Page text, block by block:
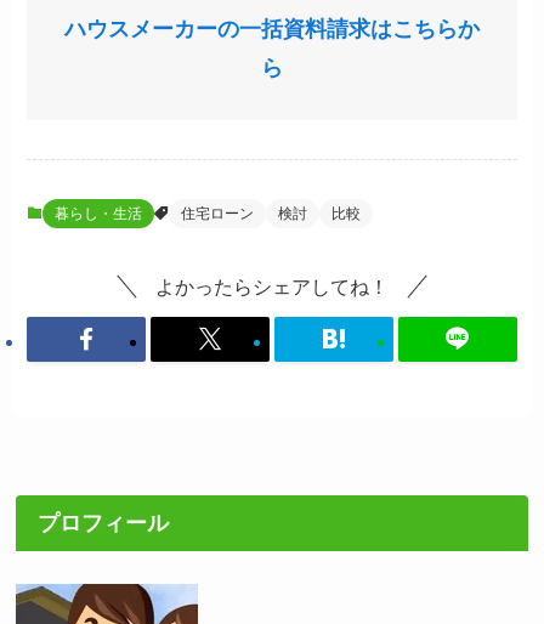
ハウスメーカーの一括資料請求はこちらか
ら
暮らし・生活 住宅ローン 検討 比較
よかったらシェアしてね！
プロフィール